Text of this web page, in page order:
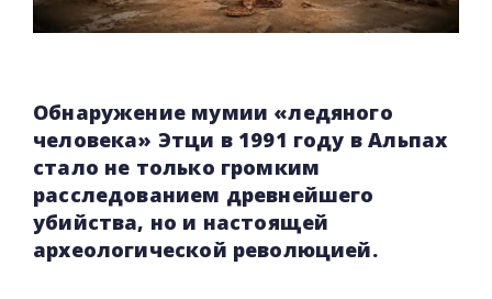
Обнаружение мумии «ледяного
человека» Этци в 1991 году в Альпах
стало не только громким
расследованием древнейшего
убийства, но и настоящей
археологической революцией.